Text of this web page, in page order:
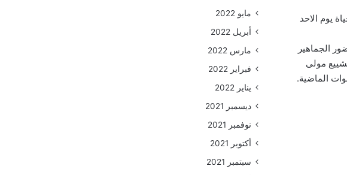
يوم الاحد
ليحدوا من حضور الجماهير
30 يناير 2024 بالالوف ليس لتشييع مولى
الماضية.
مايو 2022
أبريل 2022
مارس 2022
فبراير 2022
يناير 2022
ديسمبر 2021
نوفمبر 2021
أكتوبر 2021
سبتمبر 2021